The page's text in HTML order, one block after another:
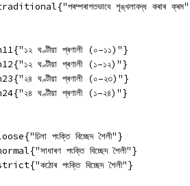
শৃঙ্খলাবদ্ধ কৰাৰ
ঘণ্টীয়া প্ৰণালী (০–১১)"}
ঘণ্টীয়া প্ৰণালী (১–১২)"}
ঘণ্টীয়া প্ৰণালী (০–২৩)"}
ঘণ্টীয়া প্ৰণালী (১–২৪)"}
পংক্তি বিচ্ছেদ শৈলী"}
পংক্তি বিচ্ছেদ শৈলী"}
পংক্তি বিচ্ছেদ শৈলী"}